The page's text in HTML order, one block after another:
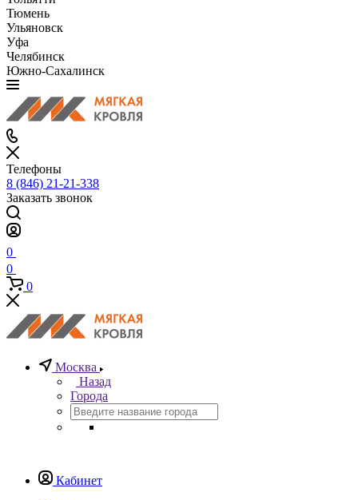
Тюмень
Ульяновск
Уфа
Челябинск
Южно-Сахалинск
Телефоны
8 (846) 21-21-338
Заказать звонок
0
0
0
Москва
Назад
Города
Кабинет